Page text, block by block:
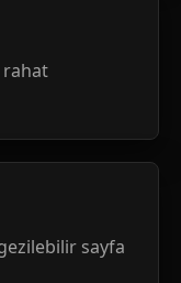
rahat
sayfa